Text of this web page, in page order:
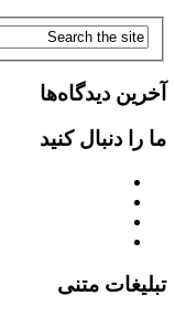
آخرین دیدگاه‌ها
ما را دنبال کنید
تبلیغات متنی